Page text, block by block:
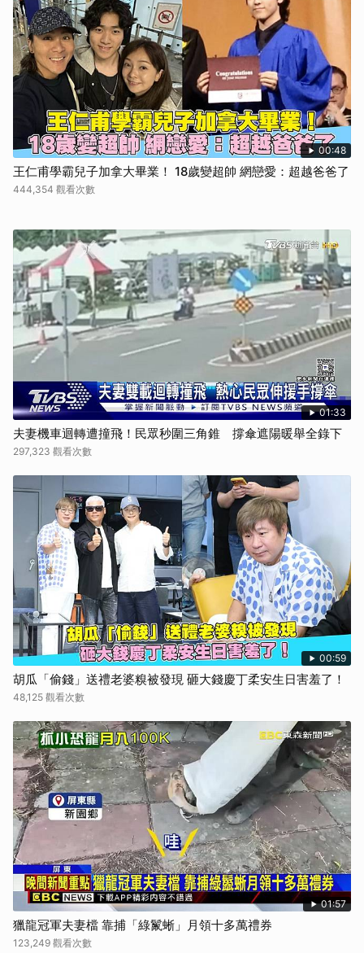
00:48
王仁甫學霸兒子加拿大畢業！ 18歲變超帥 網戀愛：超越爸爸了
444,354 觀看次數
01:33
夫妻機車迴轉遭撞飛！民眾秒圍三角錐 撐傘遮陽暖舉全錄下
297,323 觀看次數
00:59
胡瓜「偷錢」送禮老婆糗被發現 砸大錢慶丁柔安生日害羞了！
48,125 觀看次數
01:57
獵龍冠軍夫妻檔 靠捕「綠鬣蜥」月領十多萬禮券
123,249 觀看次數